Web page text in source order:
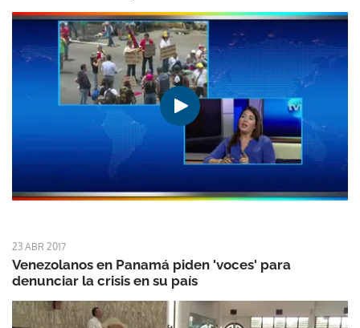
23 ABR 2017
Venezolanos en Panamá piden 'voces' para
denunciar la crisis en su país